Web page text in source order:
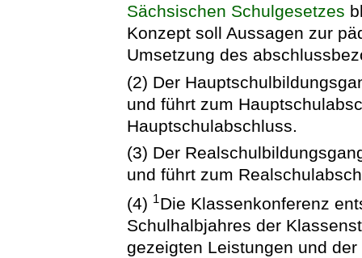
Sächsischen Schulgesetzes
Konzept soll Aussagen zur
Umsetzung des
(2) Der
und führt zum
Hauptschulabschluss.
(3) Der
und führt zum
(4) 1Die Klassenkonferenz
Schulhalbjahres der
gezeigten Leistungen und